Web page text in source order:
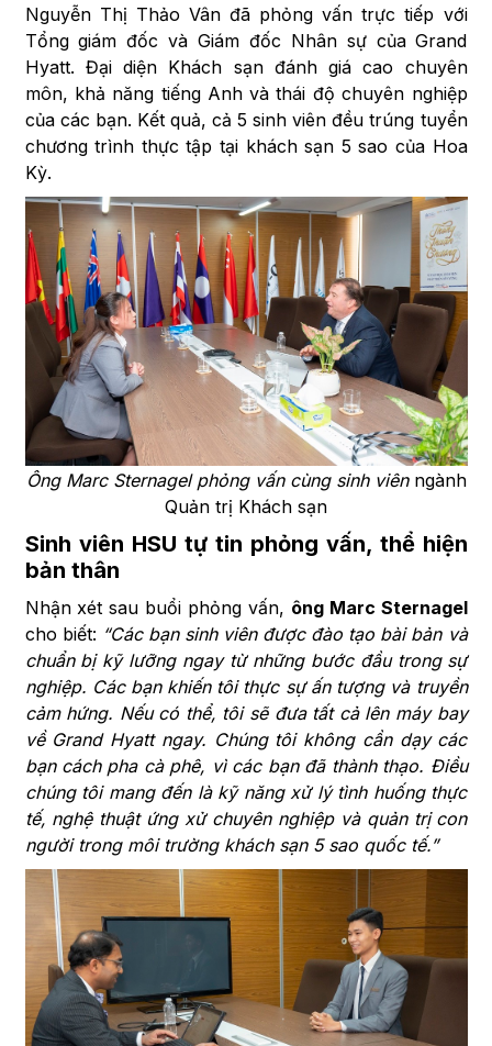
Nguyễn Thị Thảo Vân đã phỏng vấn trực tiếp với
Tổng giám đốc và Giám đốc Nhân sự của Grand
Hyatt. Đại diện Khách sạn đánh giá cao chuyên
môn, khả năng tiếng Anh và thái độ chuyên nghiệp
của các bạn. Kết quả, cả 5 sinh viên đều trúng tuyển
chương trình thực tập tại khách sạn 5 sao của Hoa
Kỳ.
Ông Marc Sternagel phỏng vấn cùng sinh viên ngành
Quản trị Khách sạn
Sinh viên HSU tự tin phỏng vấn, thể hiện
bản thân
Nhận xét sau buổi phỏng vấn, ông Marc Sternagel
cho biết: “Các bạn sinh viên được đào tạo bài bản và
chuẩn bị kỹ lưỡng ngay từ những bước đầu trong sự
nghiệp. Các bạn khiến tôi thực sự ấn tượng và truyền
cảm hứng. Nếu có thể, tôi sẽ đưa tất cả lên máy bay
về Grand Hyatt ngay. Chúng tôi không cần dạy các
bạn cách pha cà phê, vì các bạn đã thành thạo. Điều
chúng tôi mang đến là kỹ năng xử lý tình huống thực
tế, nghệ thuật ứng xử chuyên nghiệp và quản trị con
người trong môi trường khách sạn 5 sao quốc tế.”